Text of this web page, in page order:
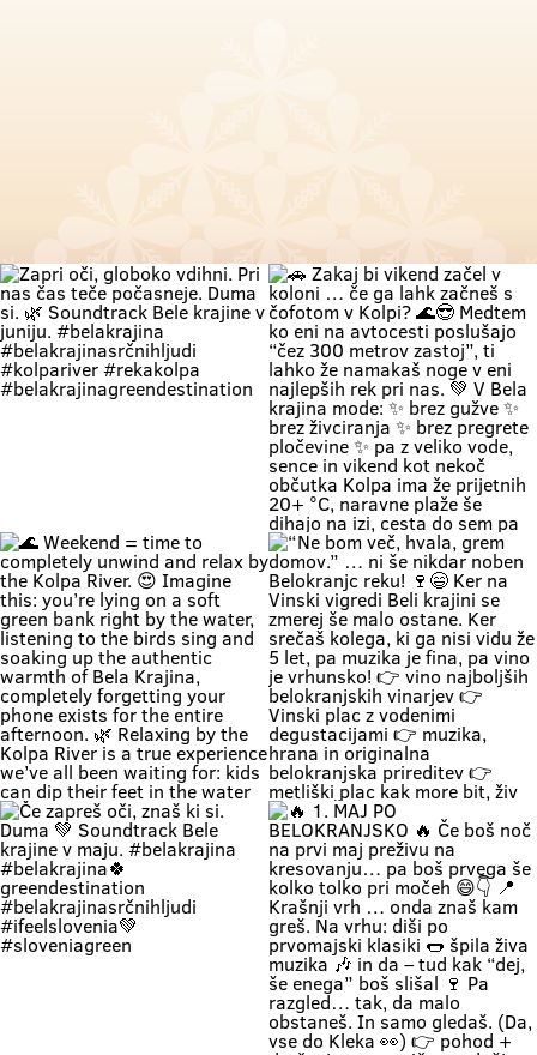
Zapri oči, globoko vdihni. Pri nas
čas teče počasneje. Duma si. 🌿
Soundtrack Bele krajine v juniju.
#belakrajina
#belakrajinasrčnihljudi
#kolpariver #rekakolpa
#belakrajinagreendestination
🚗 Zakaj bi vikend začel v koloni …
če ga lahk začneš s čofotom v
Kolpi? 🌊😎 Medtem ko eni na
avtocesti poslušajo “čez 300
metrov zastoj”, ti lahko že
namakaš noge v eni najlepših rek
pri nas. 💚 V Bela krajina mode: ✨
brez gužve ✨ brez živciranja ✨
brez pregrete pločevine ✨ pa z
veliko vode, sence in vikend kot
nekoč občutka Kolpa ima že
prijetnih 20+ °C, naravne plaže še
dihajo na izi, cesta do sem pa ni
stres test za živce. 😌 💡 Vikend
plan: kopalke ✔️ brisača ✔️ hladna
pijača ✔️ DARS drama ❌ 📍 Bela
krajina kliče. Pa ne po troblji. 😏
#BelaKrajina #Kolpa
#SloveniaOutdoor #FeelSlovenia
#Poletje Roadtrip Narava Kopanje
WeekendMood HiddenGem
SloveniaGreen
🌊 Weekend = time to completely
unwind and relax by the Kolpa
River. 😍 Imagine this: you’re lying
on a soft green bank right by the
water, listening to the birds sing
and soaking up the authentic
warmth of Bela Krajina, completely
forgetting your phone exists for
the entire afternoon. 🌿 Relaxing
by the Kolpa River is a true
“Ne bom več, hvala, grem domov.”
… ni še nikdar noben Belokranjc
reku! 🍷😄 Ker na Vinski vigredi
Beli krajini se zmerej še malo
ostane. Ker srečaš kolega, ki ga
nisi vidu že 5 let, pa muzika je fina,
pa vino je vrhunsko! 👉 vino
najboljših belokranjskih vinarjev
👉 Vinski plac z vodenimi
degustacijami 👉 muzika, hrana in
originalna belokranjska prireditev
👉 metliški plac kak more bit, živ
in poln Če hočeš doživet Belo
krajino takšno, kot je zares —
prideš na Vigred. Za en večer.
Ostaneš pa še malo dlje. 😌🍇 Se